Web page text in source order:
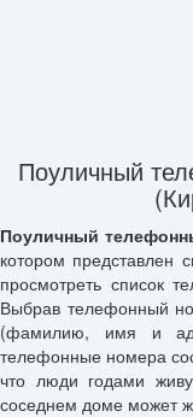
Поуличный
Поуличный
котором представлен
просмотреть список
Выбрав телефонный
(фамилию, имя и
телефонные номера
что люди годами
соседнем доме может